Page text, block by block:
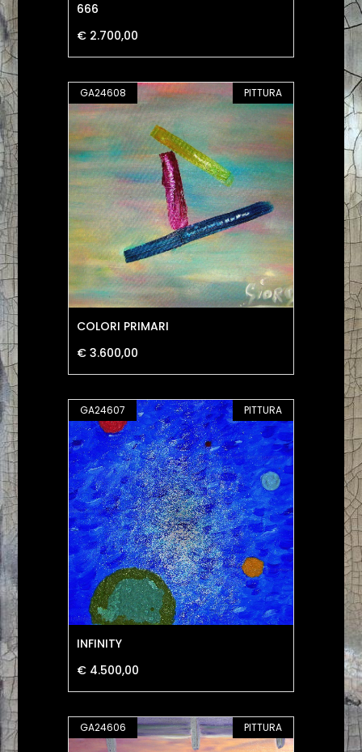
666
€ 2.700,00
GA24608 PITTURA
COLORI PRIMARI
€ 3.600,00
GA24607 PITTURA
INFINITY
€ 4.500,00
GA24606 PITTURA